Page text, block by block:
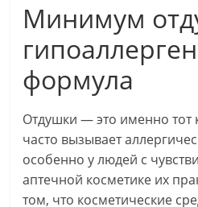
Минимум
формула
Отдушки — это именно тот
часто вызывает
особенно у людей с
аптечной косметике их
том, что косметические